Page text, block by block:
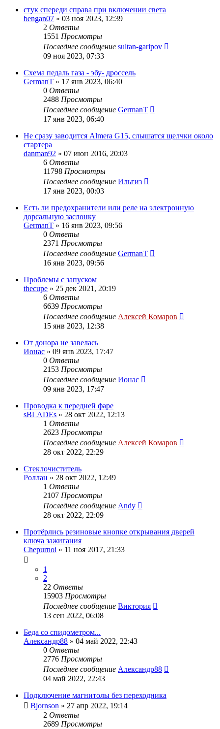
стук спереди справа при включении света
bengan07 » 03 ноя 2023, 12:39
2 Ответы
1551 Просмотры
Последнее сообщение sultan-garipov
09 ноя 2023, 07:33
Схема педаль газа - эбу- дроссель
GermanT » 17 янв 2023, 06:40
0 Ответы
2488 Просмотры
Последнее сообщение GermanT
17 янв 2023, 06:40
Не сразу заводится Almera G15, слышатся щелчки около
стартера
danman92 » 07 июн 2016, 20:03
6 Ответы
11798 Просмотры
Последнее сообщение Ильгиз
17 янв 2023, 00:03
Есть ли предохранители или реле на электронную
дорсальную заслонку
GermanT » 16 янв 2023, 09:56
0 Ответы
2371 Просмотры
Последнее сообщение GermanT
16 янв 2023, 09:56
Проблемы с запуском
thecupe » 25 дек 2021, 20:19
6 Ответы
6639 Просмотры
Последнее сообщение Алексей Комаров
15 янв 2023, 12:38
От донора не завелась
Ионас » 09 янв 2023, 17:47
0 Ответы
2153 Просмотры
Последнее сообщение Ионас
09 янв 2023, 17:47
Проводка к передней фаре
sBLADEs » 28 окт 2022, 12:13
1 Ответы
2623 Просмотры
Последнее сообщение Алексей Комаров
28 окт 2022, 22:29
Стеклочиститель
Роллан » 28 окт 2022, 12:49
1 Ответы
2107 Просмотры
Последнее сообщение Andy
28 окт 2022, 22:09
Протёрлись резиновые кнопке открывания дверей
ключа зажигания
Chepurnoi » 11 ноя 2017, 21:33
1
2
22 Ответы
15903 Просмотры
Последнее сообщение Виктория
13 сен 2022, 06:08
Беда со спидометром...
Александр88 » 04 май 2022, 22:43
0 Ответы
2776 Просмотры
Последнее сообщение Александр88
04 май 2022, 22:43
Подключение магнитолы без переходника
Bjornson » 27 апр 2022, 19:14
2 Ответы
2689 Просмотры